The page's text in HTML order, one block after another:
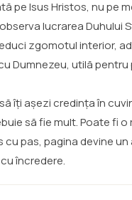
pe Isus Hristos, nu pe
lucrarea Duhului
zgomotul interior,
Dumnezeu, utilă
îți așezi credința în
să fie mult. Poate
cu pas, pagina devine
încredere.